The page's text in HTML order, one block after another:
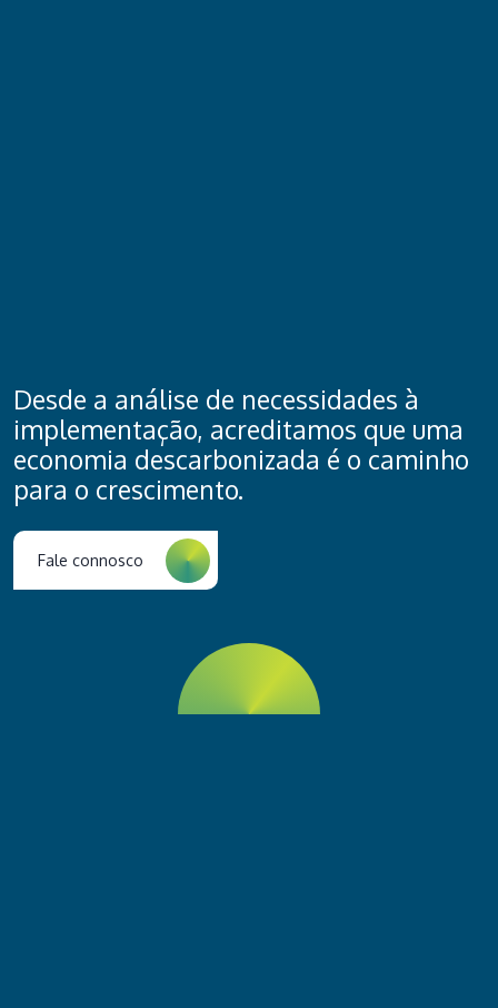
Desde a análise de necessidades à
implementação, acreditamos que uma
economia descarbonizada é o caminho
para o crescimento.
Fale connosco